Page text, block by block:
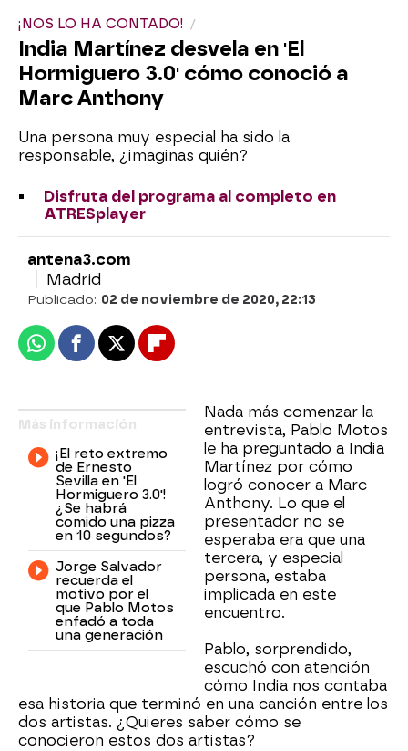
¡NOS LO HA CONTADO!
India Martínez desvela en 'El
Hormiguero 3.0' cómo conoció a
Marc Anthony
Una persona muy especial ha sido la
responsable, ¿imaginas quién?
Disfruta del programa al completo en
ATRESplayer
antena3.com
Madrid
Publicado: 02 de noviembre de 2020, 22:13
WhatsappFacebook
X Flipboard
Más información
¡El reto extremo
de Ernesto
Sevilla en 'El
Hormiguero 3.0'!
¿Se habrá
comido una pizza
en 10 segundos?
Jorge Salvador
recuerda el
motivo por el
que Pablo Motos
enfadó a toda
una generación
Nada más comenzar la
entrevista, Pablo Motos
le ha preguntado a India
Martínez por cómo
logró conocer a Marc
Anthony. Lo que el
presentador no se
esperaba era que una
tercera, y especial
persona, estaba
implicada en este
encuentro.
Pablo, sorprendido,
escuchó con atención
cómo India nos contaba
esa historia que terminó en una canción entre los
dos artistas. ¿Quieres saber cómo se
conocieron estos dos artistas?